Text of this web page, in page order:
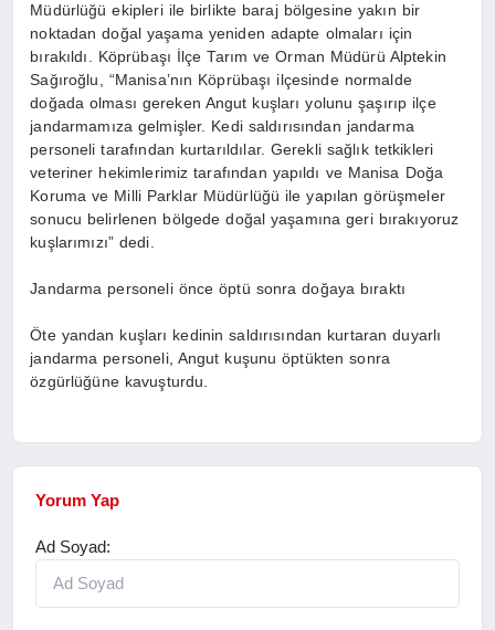
Müdürlüğü ekipleri ile birlikte baraj bölgesine yakın bir
noktadan doğal yaşama yeniden adapte olmaları için
bırakıldı. Köprübaşı İlçe Tarım ve Orman Müdürü Alptekin
Sağıroğlu, “Manisa’nın Köprübaşı ilçesinde normalde
doğada olması gereken Angut kuşları yolunu şaşırıp ilçe
jandarmamıza gelmişler. Kedi saldırısından jandarma
personeli tarafından kurtarıldılar. Gerekli sağlık tetkikleri
veteriner hekimlerimiz tarafından yapıldı ve Manisa Doğa
Koruma ve Milli Parklar Müdürlüğü ile yapılan görüşmeler
sonucu belirlenen bölgede doğal yaşamına geri bırakıyoruz
kuşlarımızı” dedi.
Jandarma personeli önce öptü sonra doğaya bıraktı
Öte yandan kuşları kedinin saldırısından kurtaran duyarlı
jandarma personeli, Angut kuşunu öptükten sonra
özgürlüğüne kavuşturdu.
Yorum Yap
Ad Soyad: